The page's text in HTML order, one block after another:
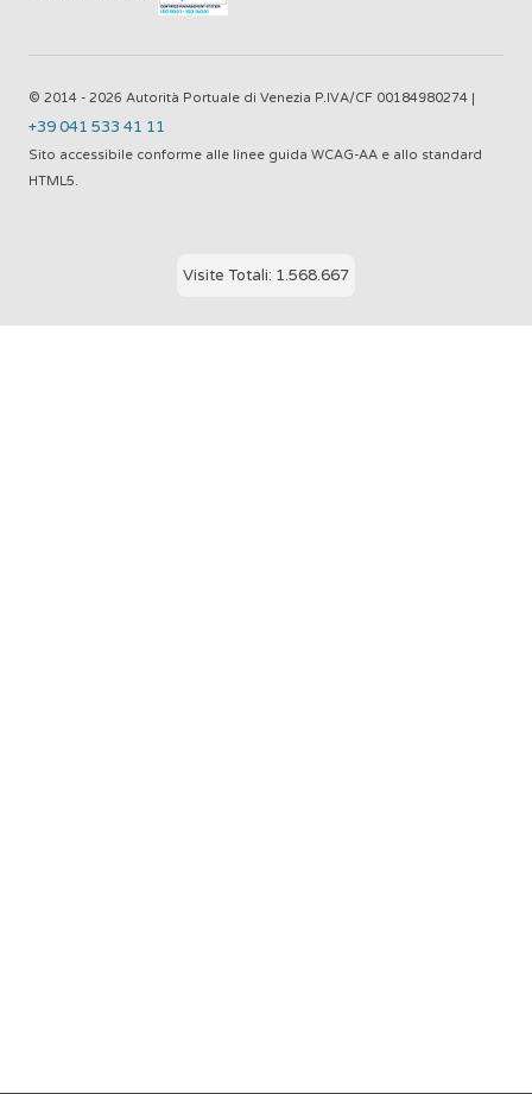
© 2014 - 2026 Autorità Portuale di Venezia P.IVA/CF 00184980274 |
+39 041 533 41 11
Sito accessibile conforme alle linee guida WCAG-AA e allo standard
HTML5.
Visite Totali: 1.568.667